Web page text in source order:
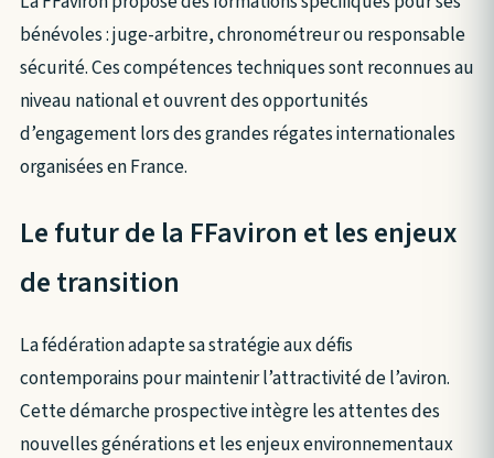
bénévoles : juge-arbitre, chronométreur ou responsable
sécurité. Ces compétences techniques sont reconnues au
niveau national et ouvrent des opportunités
d’engagement lors des grandes régates internationales
organisées en France.
Le futur de la FFaviron et les enjeux
de transition
La fédération adapte sa stratégie aux défis
contemporains pour maintenir l’attractivité de l’aviron.
Cette démarche prospective intègre les attentes des
nouvelles générations et les enjeux environnementaux